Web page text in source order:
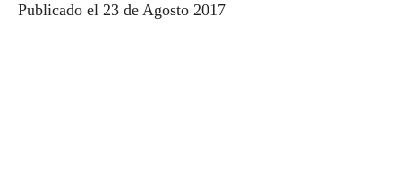
Publicado el 23 de Agosto 2017